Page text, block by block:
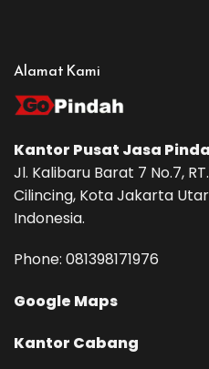
Alamat Kami
Kantor Pusat Jasa
Jl. Kalibaru Barat 7 No.7,
Cilincing, Kota Jakarta
Indonesia.
Phone: ‪081398171976‬
Google Maps
Kantor Cabang